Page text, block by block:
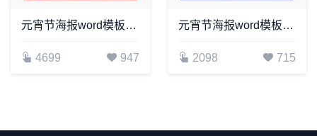
元宵节海报word模板(10)
4699 947
元宵节海报word模板(31)
2098 715